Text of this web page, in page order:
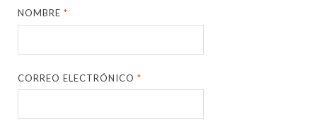
NOMBRE*
CORREO ELECTRÓNICO*